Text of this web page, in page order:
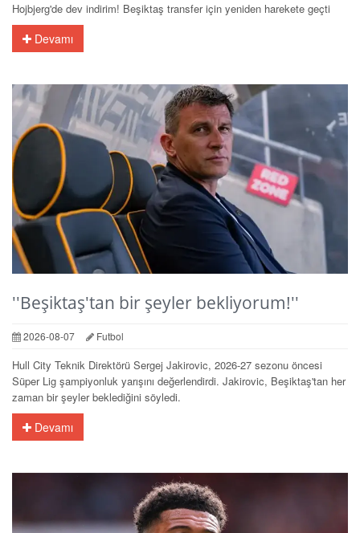
Hojbjerg'de dev indirim! Beşiktaş transfer için yeniden harekete geçti
Devamı
''Beşiktaş'tan bir şeyler bekliyorum!''
2026-08-07 Futbol
Hull City Teknik Direktörü Sergej Jakirovic, 2026-27 sezonu öncesi
Süper Lig şampiyonluk yarışını değerlendirdi. Jakirovic, Beşiktaş'tan her
zaman bir şeyler beklediğini söyledi.
Devamı